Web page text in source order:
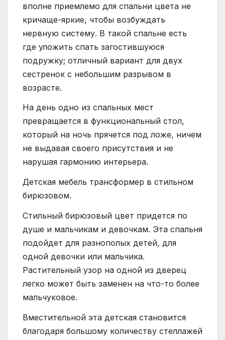
вполне приемлемо для спальни цвета не
кричаще-яркие, чтобы возбуждать
нервную систему. В такой спальне есть
где уложить спать загостившуюся
подружку; отличный вариант для двух
сестренок с небольшим разрывом в
возрасте.
На день одно из спальных мест
превращается в функциональный стол,
который на ночь прячется под ложе, ничем
не выдавая своего присутствия и не
нарушая гармонию интерьера.
Детская мебель трансформер в стильном
бирюзовом.
Стильный бирюзовый цвет придется по
душе и мальчикам и девочкам. Эта спальня
подойдет для разнополых детей, для
одной девочки или мальчика.
Растительный узор на одной из дверец
легко может быть заменен на что-то более
мальчуковое.
Вместительной эта детская становится
благодаря большому количеству стеллажей